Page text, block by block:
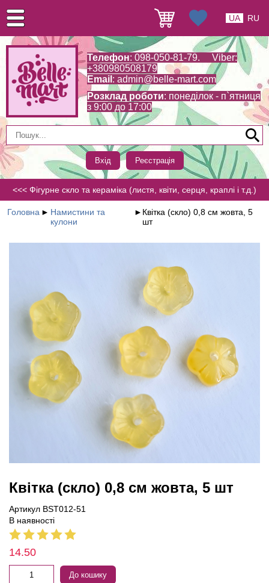
Телефон: 098-050-81-79. Viber:
+380980508179
Email : admin@belle-mart.com
Розклад роботи: понеділок - п`ятниця
з 9:00 до 17:00
Вхід Реєстрація
UA RU
<<< Фігурне скло та кераміка (листя, квіти, серця, краплі і т.д.)
Головна ► Намистини та
кулони
► Квітка (скло) 0,8 см жовта, 5
шт
Квітка (скло) 0,8 см жовта, 5 шт
Артикул BST012-51
В наявності
14.50
До кошику